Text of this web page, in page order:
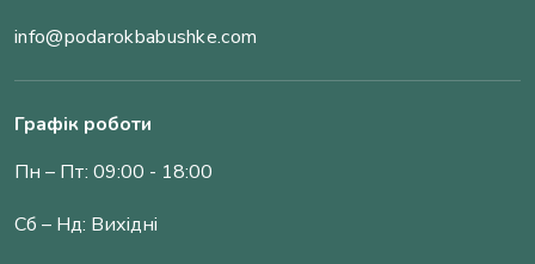
info@podarokbabushke.com
Графік роботи
Пн – Пт: 09:00 - 18:00
Сб – Нд: Вихідні